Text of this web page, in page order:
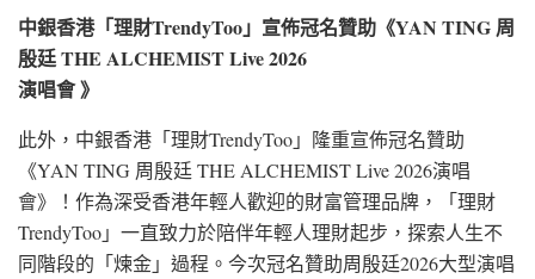
中銀香港「理財TrendyToo」宣佈冠名贊助《YAN TING 周
殷廷 THE ALCHEMIST Live 2026
演唱會 》
此外，中銀香港「理財TrendyToo」隆重宣佈冠名贊助
《YAN TING 周殷廷 THE ALCHEMIST Live 2026演唱
會》！作為深受香港年輕人歡迎的財富管理品牌，「理財
TrendyToo」一直致力於陪伴年輕人理財起步，探索人生不
同階段的「煉金」過程。今次冠名贊助周殷廷2026大型演唱